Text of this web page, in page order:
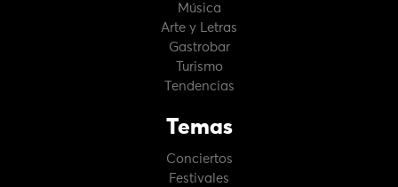
Música
Arte y Letras
Gastrobar
Turismo
Tendencias
Temas
Conciertos
Festivales